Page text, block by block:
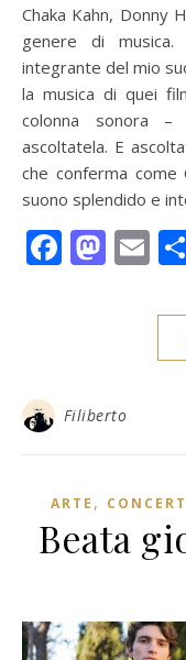
Chaka Kahn, Donny
genere di
integrante del mio
la musica di quei
colonna sonora
ascoltatela. E
che conferma
suono splendido e
Filiberto
ARTE ,
Beata